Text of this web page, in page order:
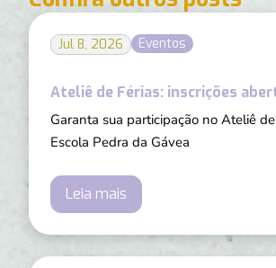
Jul 8, 2026 Eventos
Ateliê de Férias: inscrições
Garanta sua participação no Ateliê
Escola Pedra da Gávea
Leia mais